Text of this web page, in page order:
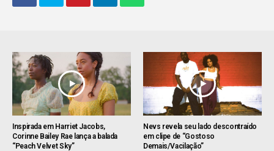
Inspirada em Harriet Jacobs,
Corinne Bailey Rae lança a balada
“Peach Velvet Sky”
Nevs revela seu lado descontraído
em clipe de “Gostoso
Demais/Vacilação”